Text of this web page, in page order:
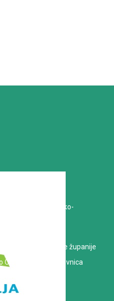
zdravstvo Koprivničko-
Bardek
križevačke županije
Crvenog križa Koprivnica